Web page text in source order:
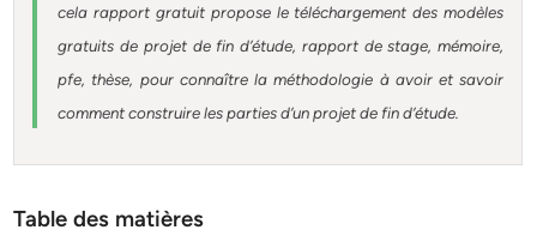
cela rapport gratuit propose le téléchargement des modèles
gratuits de projet de fin d’étude, rapport de stage, mémoire,
pfe, thèse, pour connaître la méthodologie à avoir et savoir
comment construire les parties d’un projet de fin d’étude
Table des matières